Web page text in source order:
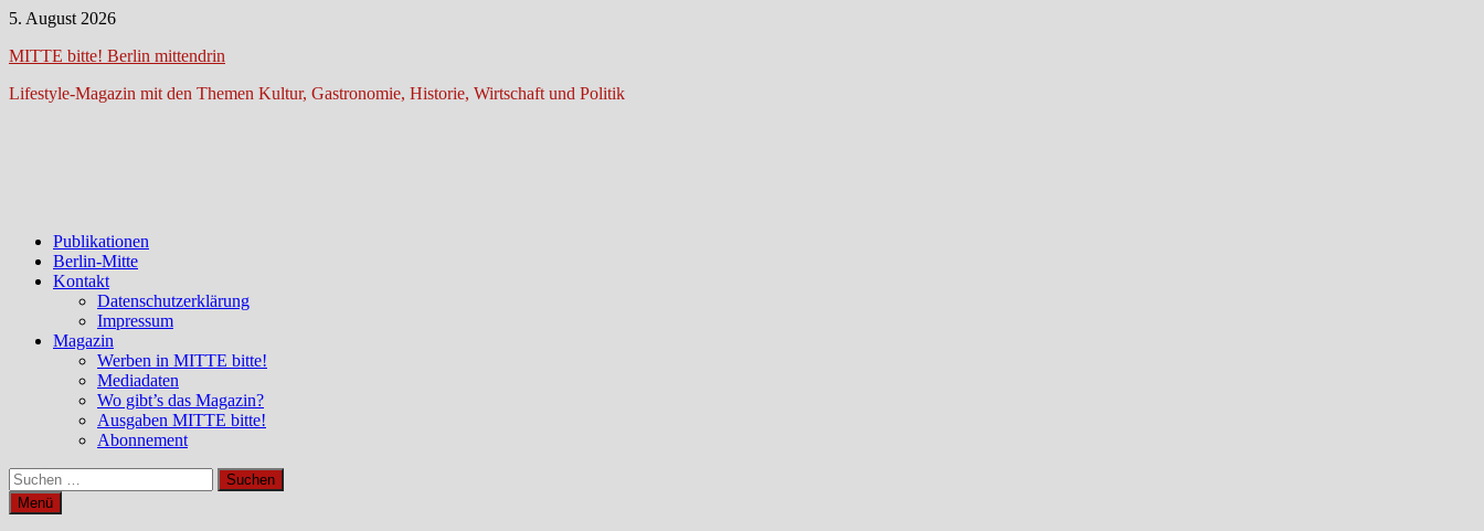
Zum
springen
5. August 2026
MITTE bitte! Berlin mittendrin
Lifestyle-Magazin mit den Themen Kultur, Gastronomie, Historie, Wirtschaft und Politik
Publikationen
Berlin-Mitte
Kontakt
Datenschutzerklärung
Impressum
Magazin
Werben in MITTE bitte!
Mediadaten
Wo gibt’s das Magazin?
Ausgaben MITTE bitte!
Abonnement
Suchen
nach:
Menü